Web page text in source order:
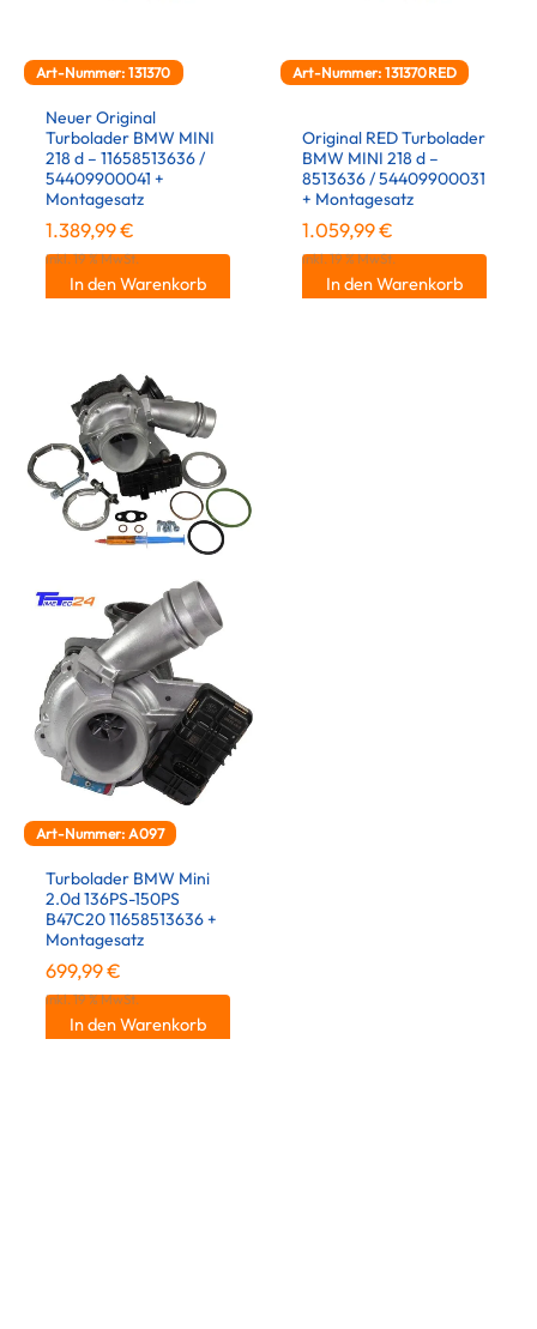
Art-Nummer: 131370
Neuer Original
Turbolader BMW MINI
218 d – 11658513636 /
54409900041 +
Montagesatz
1.389,99€
inkl. 19 % MwSt.
In den Warenkorb
Art-Nummer: 131370RED
Original RED Turbolader
BMW MINI 218 d –
8513636 / 54409900031
+ Montagesatz
1.059,99€
inkl. 19 % MwSt.
In den Warenkorb
Art-Nummer: A097
Turbolader BMW Mini
2.0d 136PS-150PS
B47C20 11658513636 +
Montagesatz
699,99€
inkl. 19 % MwSt.
In den Warenkorb